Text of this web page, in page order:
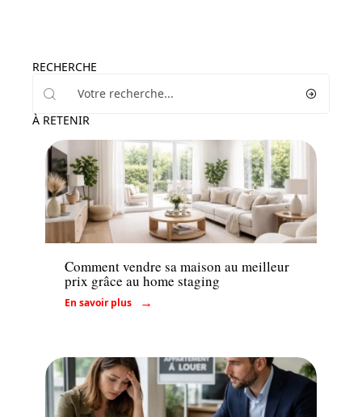
RECHERCHE
À RETENIR
Immo
Comment vendre sa maison au meilleur
prix grâce au home staging
En savoir plus